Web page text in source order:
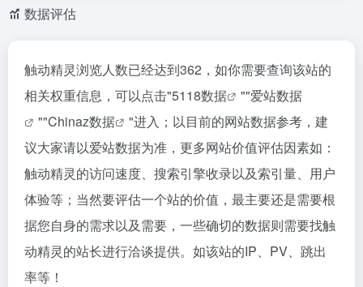
数据评估
触动精灵浏览人数已经达到362，如你需要查询该站的
相关权重信息，可以点击"5118数据 ""爱站数据
""Chinaz数据
"进入；以目前的网站数据参考，建
议大家请以爱站数据为准，更多网站价值评估因素如：
触动精灵的访问速度、搜索引擎收录以及索引量、用户
体验等；当然要评估一个站的价值，最主要还是需要根
据您自身的需求以及需要，一些确切的数据则需要找触
动精灵的站长进行洽谈提供。如该站的IP、PV、跳出
率等！